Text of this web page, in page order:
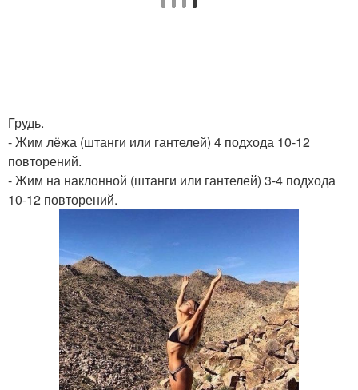
Грудь.
- Жим лёжа (штанги или гантелей) 4 подхода 10-12
повторений.
- Жим на наклонной (штанги или гантелей) 3-4 подхода
10-12 повторений.